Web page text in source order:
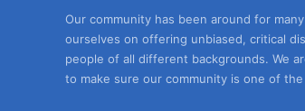
Our community has been around for
ourselves on offering unbiased, critical
people of all different backgrounds. We
to make sure our community is one of